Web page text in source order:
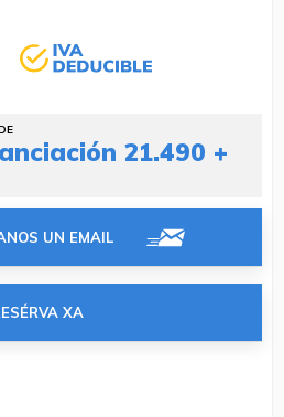
21.490 +
UN EMAIL
XA